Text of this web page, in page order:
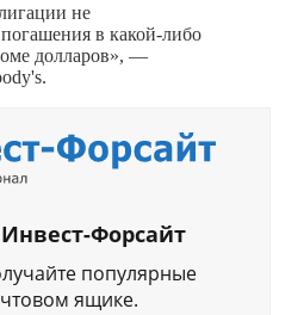
не
в какой-либо
долларов», —
Форсайт
популярные
ящике.